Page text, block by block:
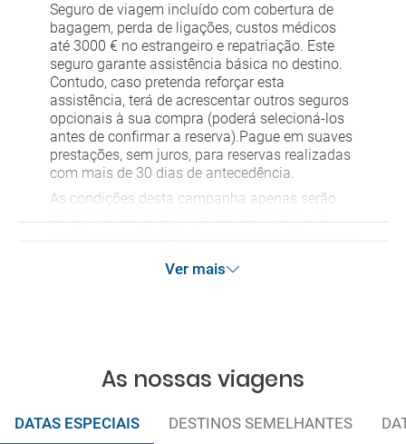
Seguro de viagem incluído com cobertura de
bagagem, perda de ligações, custos médicos
até 3000 € no estrangeiro e repatriação. Este
seguro garante assistência básica no destino.
Contudo, caso pretenda reforçar esta
assistência, terá de acrescentar outros seguros
opcionais à sua compra (poderá selecioná-los
antes de confirmar a reserva).Pague em suaves
prestações, sem juros, para reservas realizadas
com mais de 30 dias de antecedência.
As condições desta campanha apenas serão
de promoção anteriormente mencionadas.
Ver mais
As nossas viagens
DATAS ESPECIAIS DESTINOS SEMELHANTES